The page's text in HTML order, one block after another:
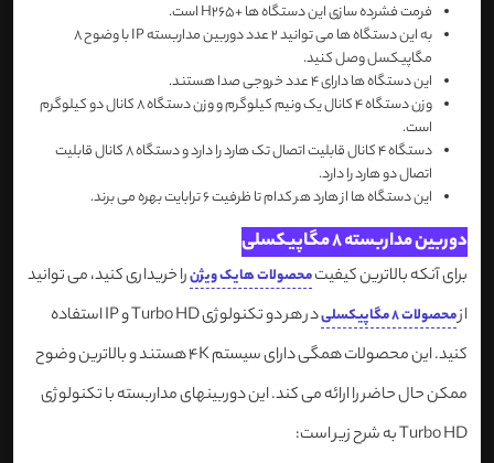
فرمت فشرده سازی این دستگاه ها +H265 است.
به این دستگاه ها می توانید 2 عدد دوربین مداربسته IP با وضوح 8
مگاپیکسل وصل کنید.
این دستگاه ها دارای 4 عدد خروجی صدا هستند.
وزن دستگاه 4 کانال یک ونیم کیلوگرم و وزن دستگاه 8 کانال دو کیلوگرم
است.
دستگاه 4 کانال قابلیت اتصال تک هارد را دارد و دستگاه 8 کانال قابلیت
اتصال دو هارد را دارد.
این دستگاه ها از هارد هر کدام تا ظرفیت 6 ترابایت بهره می برند.
دوربین مداربسته 8 مگاپیکسلی
برای آنکه بالاترین کیفیتمحصولات هایک ویژنرا خریداری کنید، می توانید
ازمحصولات 8 مگاپیکسلی
در هر دو تکنولوژی Turbo HD و IP استفاده
کنید. این محصولات همگی دارای سیستم 4K هستند و بالاترین وضوح
ممکن حال حاضر را ارائه می کند. این دوربینهای مداربسته با تکنولوژی
Turbo HD به شرح زیر است: